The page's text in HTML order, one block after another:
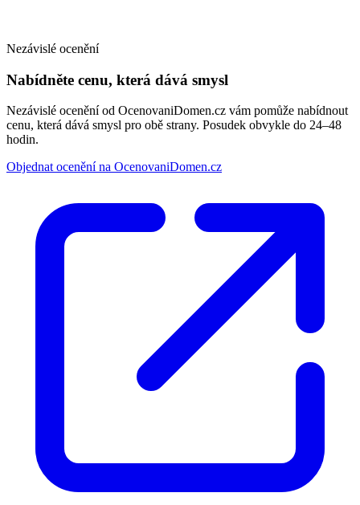
Nezávislé ocenění
Nabídněte cenu, která dává smysl
Nezávislé ocenění od OcenovaniDomen.cz vám pomůže nabídnout
cenu, která dává smysl pro obě strany. Posudek obvykle do 24–48
hodin.
Objednat ocenění na OcenovaniDomen.cz